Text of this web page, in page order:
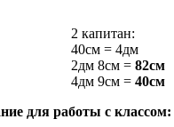
2 капитан:
40см = 4дм
2дм 8см = 82см
4дм 9см = 40см
для работы с классом: